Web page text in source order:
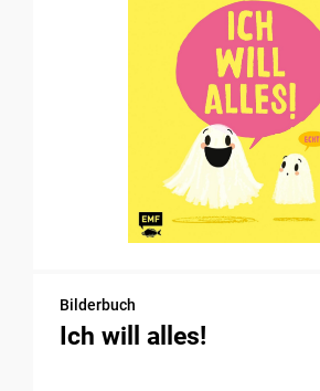
Bilderbuch
Ich will alles!